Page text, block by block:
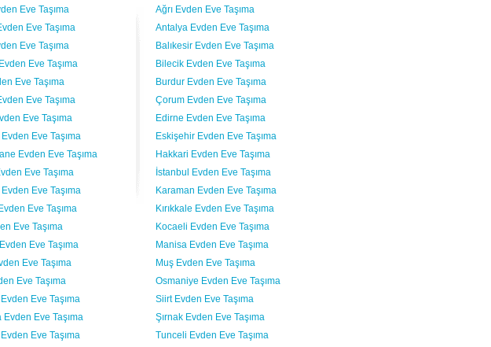
Eve Taşıma
Ağrı Evden Eve Taşıma
Eve Taşıma
Antalya Evden Eve Taşıma
Eve Taşıma
Balıkesir Evden Eve Taşıma
Eve Taşıma
Bilecik Evden Eve Taşıma
Eve Taşıma
Burdur Evden Eve Taşıma
Eve Taşıma
Çorum Evden Eve Taşıma
Eve Taşıma
Edirne Evden Eve Taşıma
Eve Taşıma
Eskişehir Evden Eve Taşıma
Evden Eve Taşıma
Hakkari Evden Eve Taşıma
Eve Taşıma
İstanbul Evden Eve Taşıma
Eve Taşıma
Karaman Evden Eve Taşıma
Eve Taşıma
Kırıkkale Evden Eve Taşıma
Eve Taşıma
Kocaeli Evden Eve Taşıma
Eve Taşıma
Manisa Evden Eve Taşıma
Eve Taşıma
Muş Evden Eve Taşıma
Eve Taşıma
Osmaniye Evden Eve Taşıma
Eve Taşıma
Siirt Evden Eve Taşıma
Evden Eve Taşıma
Şırnak Evden Eve Taşıma
Eve Taşıma
Tunceli Evden Eve Taşıma